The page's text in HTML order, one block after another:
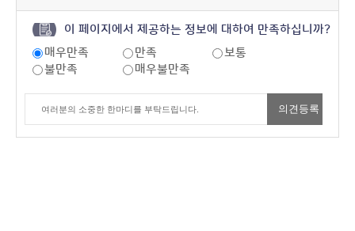
이 페이지에서 제공하는 정보에 대하여 만족하십니까?
매우만족
만족
보통
불만족
매우불만족